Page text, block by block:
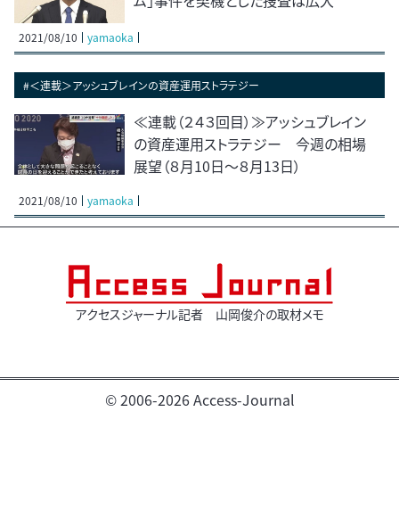
2021/08/10 yamaoka
#＜連載＞アッシュブレインの資産運用ストラテジー
≪連載（２４３回目）≫アッシュブレイン
の資産運用ストラテジー 今週の相場
展望（８月10日～８月13日）
2021/08/10 yamaoka
アクセスジャーナル記者 山岡俊介の取材メモ
© 2006-2026 Access-Journal